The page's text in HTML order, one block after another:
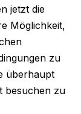
jetzt die
Möglichkeit,
zu
überhaupt
besuchen zu